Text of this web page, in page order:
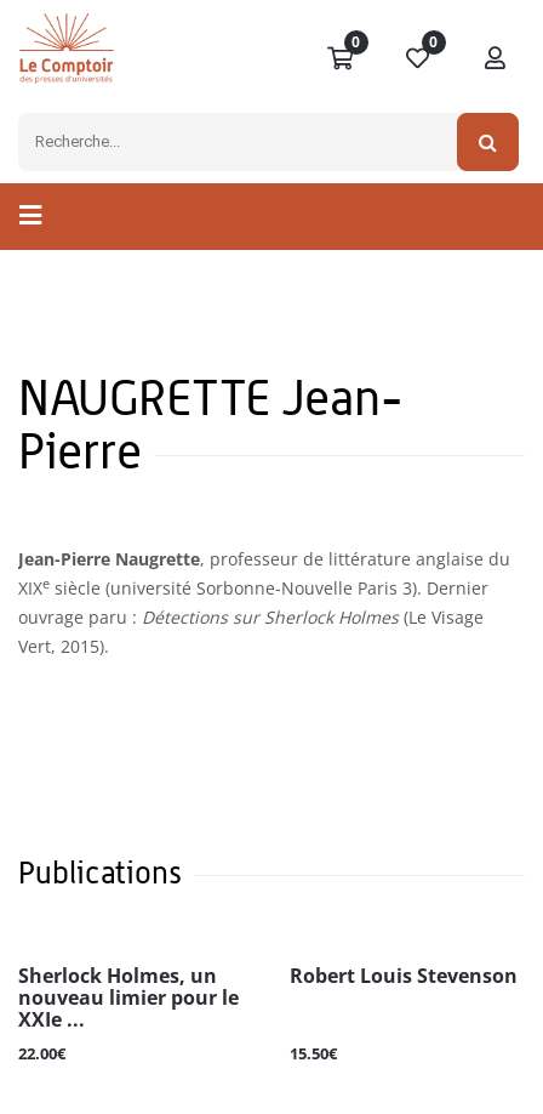
0 0
NAUGRETTE Jean-
Pierre
Jean-Pierre Naugrette, professeur de littérature anglaise du
XIXe siècle (université Sorbonne-Nouvelle Paris 3). Dernier
ouvrage paru : Détections sur Sherlock Holmes(Le Visage
Vert, 2015).
Publications
Sherlock Holmes, un
nouveau limier pour le
XXIe ...
22.00€
Robert Louis Stevenson
15.50€